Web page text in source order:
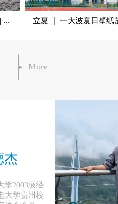
... 立夏 ｜ 一大波夏日壁纸
More
杰
2003级经
大学贵州校